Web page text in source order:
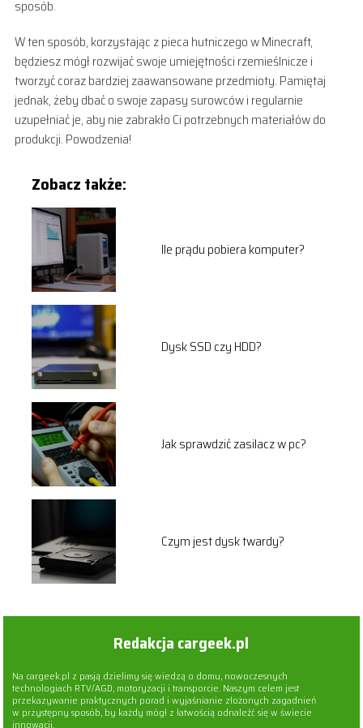
sposób.
W ten sposób, korzystając z pieca hutniczego w Minecraft,
będziesz mógł rozwijać swoje umiejętności rzemieślnicze i
tworzyć coraz bardziej zaawansowane przedmioty. Pamiętaj
jednak, żeby dbać o swoje zapasy surowców i regularnie
uzupełniać je, aby nie zabrakło Ci potrzebnych materiałów do
produkcji. Powodzenia!
Zobacz także:
Ile prądu pobiera komputer?
Dysk SSD czy HDD?
Jak sprawdzić zasilacz w pc?
Czym jest dysk twardy?
Redakcja cargeek.pl
Na cargeek.pl z pasją dzielimy się wiedzą o domu, nowoczesnych
technologiach RTV/AGD, motoryzacji i transporcie. Naszym celem jest
przekazywanie praktycznych porad i wyjaśnianie złożonych zagadnień
w przystępny sposób, by każdy mógł z łatwością odnaleźć się w świecie
innowacji.